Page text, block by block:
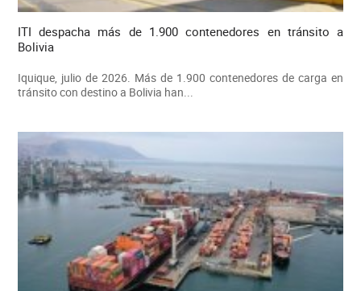
ITI despacha más de 1.900 contenedores en tránsito a
Bolivia
Iquique, julio de 2026. Más de 1.900 contenedores de carga en
tránsito con destino a Bolivia han...